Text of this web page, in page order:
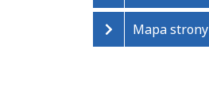
Mapa strony